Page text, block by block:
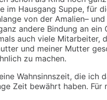
im Hausgang Suppe, für
von der Amalien–
andere Bindung an
auch viele Mitarbeiter,
und meiner Mutter
zu machen.
Wahnsinnszeit, die
Zeit bewährt haben. Für